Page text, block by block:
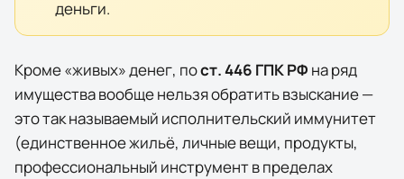
деньги.
Кроме «живых» денег, пост. 446 ГПК РФ на ряд
имущества вообще нельзя обратить взыскание —
это так называемый исполнительский иммунитет
(единственное жильё, личные вещи, продукты,
профессиональный инструмент в пределах